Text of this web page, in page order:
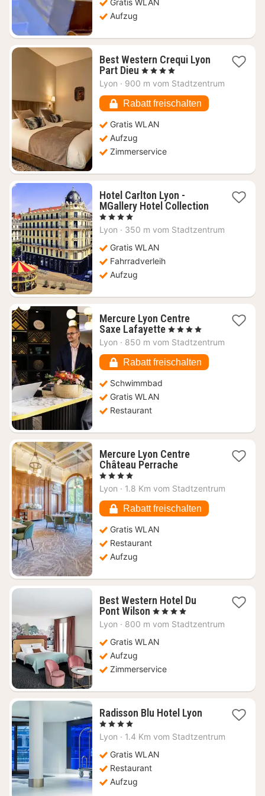
Gratis WLAN
Aufzug
Best Western Crequi Lyon
Part Dieu 1
Nacht
76,47
€
, 4 Sterne
Lyon · 900 m vom Stadtzentrum
Rabatt freischalten
Gratis WLAN
Aufzug
Zimmerservice
Hotel Carlton Lyon -
MGallery Hotel Collection
1
Nacht
ab
142,65
€
, 4 Sterne
Lyon · 350 m vom Stadtzentrum
Gratis WLAN
Fahrradverleih
Aufzug
Mercure Lyon Centre
Saxe Lafayette1
Nacht
88,36
€
, 4 Sterne
Lyon · 850 m vom Stadtzentrum
Rabatt freischalten
Schwimmbad
Gratis WLAN
Restaurant
Mercure Lyon Centre
Château Perrache1
ab
€
, 4 Sterne
Lyon · 1.8 Km vom Stadtzentrum
Rabatt freischalten
Gratis WLAN
Restaurant
Aufzug
Best Western Hotel Du
Pont Wilson 1
Nacht
82,76
, 4 Sterne
Lyon · 800 m vom Stadtzentrum
Gratis WLAN
Aufzug
Zimmerservice
Radisson Blu Hotel Lyon1
ab
, 4 Sterne
Lyon · 1.4 Km vom Stadtzentrum
Gratis WLAN
Restaurant
Aufzug